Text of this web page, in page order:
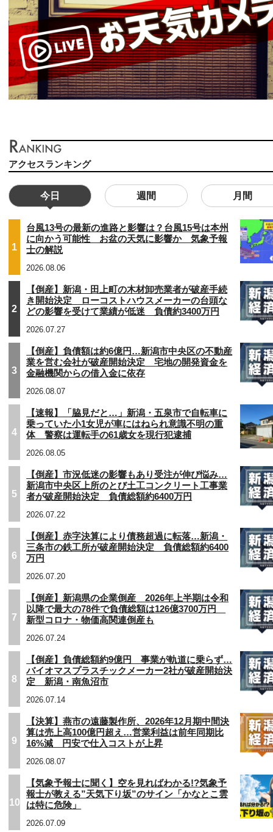
アクセスランキング
今日 週間 月間
1
台風13号の最新の進路と影響は？台風15号は本州
に向かう可能性 お盆の天気に影響か 気象予報
士の解説
2026.08.06
2
【倒産】新潟・田上町の木材卸売業者が破産手続
き開始決定 ローコストハウスメーカーの台頭な
どの影響を受けて業績が低迷 負債約3400万円
2026.07.27
3
【倒産】負債額は約6億円…新潟市中央区の不動産
業を営む会社が破産開始決定 宅地の開発資金を
金融機関からの借入金に依存
2026.08.07
4
【速報】「脇見だと…」新潟・五泉市で自転車に
乗っていた小1女児が車にはねられ意識不明の重
体 警察は運転手の61歳女を現行犯逮捕
2026.08.05
5
【倒産】市況低迷の影響もあり受注が伸び悩み…
新潟市中央区上所のとび土工コンクリート工事業
者が破産開始決定 負債総額約6400万円
2026.07.22
6
【倒産】赤字決算により債務超過に転落…新潟・
三条市の鉄工所が破産開始決定 負債総額約6400
万円
2026.07.20
7
【倒産】新潟県の企業倒産 2026年上半期は令和
以降で最大の78件で負債総額は126億3700万円
新型コロナ・物価高関連倒産も
2026.07.24
8
【倒産】負債総額約9億円 事業が軌道に乗らず…
バイオマスプラスチックメーカー2社が破産開始決
定 新潟・南魚沼市
2026.07.14
9
【決算】燕市の遠藤製作所、2026年12月期中間決
算は売上高100億円超え…営業利益は前年同期比
16%減 円安で仕入コストが上昇
2026.08.07
10
【気象予報士に聞く】空を見ればわかる!?気象予
報士が教える”天気下り坂”のサイン「かなとこ雲
は特に危険」
2026.07.09